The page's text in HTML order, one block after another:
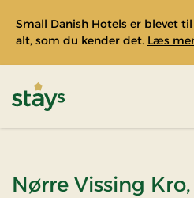
Small Danish Hotels er blevet
alt, som du kender det. Læs
Nørre Vissing